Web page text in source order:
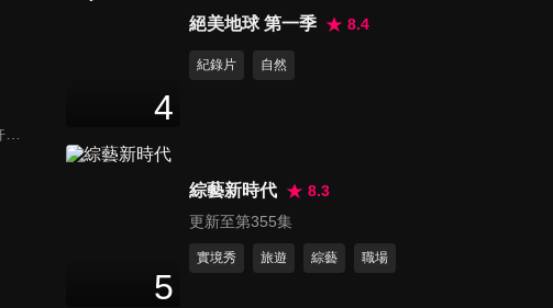
由曾國城、王麗玲主持，許多人記憶中的經典外景綜藝節目之一。每次闖關成功的隊伍，可獲得藏寶圖；拼湊出完整藏寶圖者，可憑著藏寶圖提示至寶箱放置處；最後以正確寶箱之正確答案鑰匙開啟成功者，除隊長本身外的每位參賽者，即可獲得價值新台幣5萬元之黃金金牌。
47
分鐘
第44集 已婚單身誰才是人生勝
利組
4
絕美地球 第一季 8.4
紀錄片 自然
5
綜藝新時代
8.3
更新至第355集
實境秀 旅遊 綜藝 職場